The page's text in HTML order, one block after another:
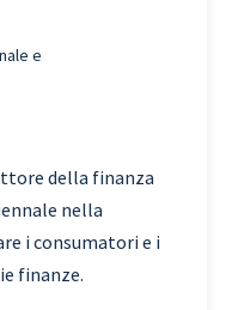
e
della finanza
nella
i consumatori e i
finanze.